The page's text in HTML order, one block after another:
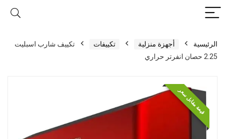
الرئيسية أجهزة منزلية تكييفات
تكييف شارب اسبليت
2.25 حصان انفرتر حراري
قيمة مقابل سعر